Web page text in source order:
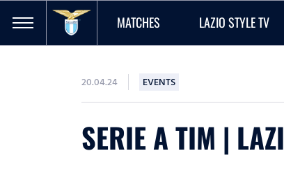
MATCHES LAZIO STYLE TV
20.04.24 EVENTS
SERIE A TIM |